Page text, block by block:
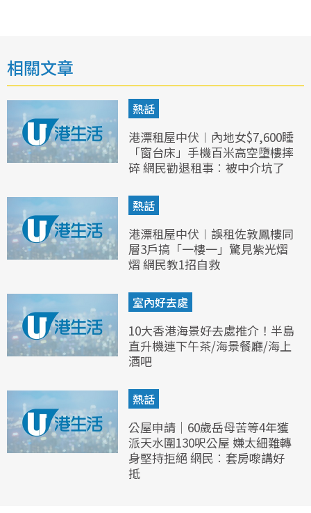
相關文章
熱話
港漂租屋中伏︱內地女$7,600睡
「窗台床」手機百米高空墮樓摔
碎 網民勸退租事︰被中介坑了
熱話
港漂租屋中伏︱誤租佐敦鳳樓同
層3戶搞「一樓一」驚見紫光熠
熠 網民教1招自救
室內好去處
10大香港海景好去處推介！半島
直升機連下午茶/海景餐廳/海上
酒吧
熱話
公屋申請｜60歲岳母苦等4年獲
派天水圍130呎公屋 嫌太細難轉
身堅持拒絕 網民︰套房嚟講好
抵